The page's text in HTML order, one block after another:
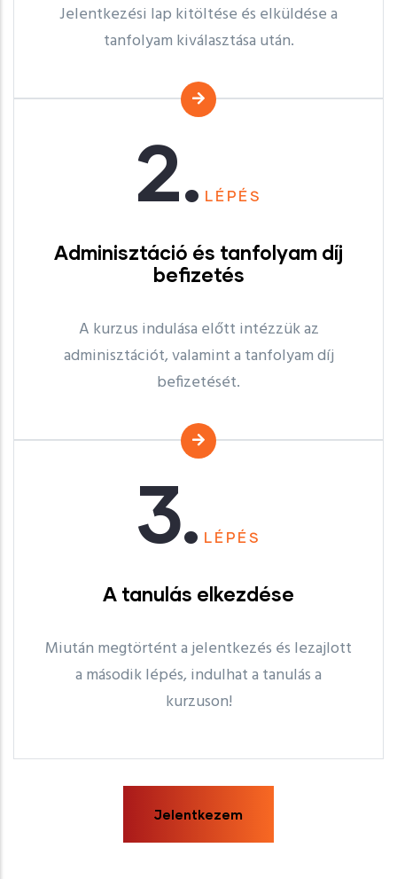
Jelentkezési lap kitöltése és elküldése a
tanfolyam kiválasztása után.
2. LÉPÉS
Adminisztáció és tanfolyam díj
befizetés
A kurzus indulása előtt intézzük az
adminisztációt, valamint a tanfolyam díj
befizetését.
3. LÉPÉS
A tanulás elkezdése
Miután megtörtént a jelentkezés és lezajlott
a második lépés, indulhat a tanulás a
kurzuson!
Jelentkezem